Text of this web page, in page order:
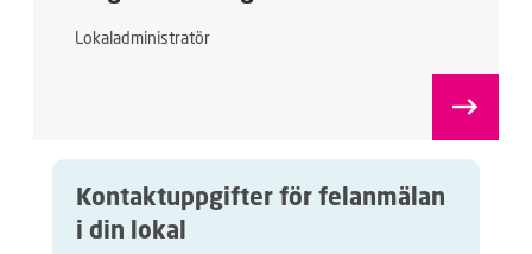
Lokaladministratör
Kontaktuppgifter för felanmälan
i din lokal